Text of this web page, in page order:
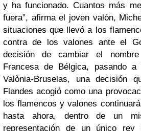
y ha funcionado. Cuantos más
fuera”, afirma el joven valón,
situaciones que llevó a los
contra de los valones ante el
decisión de cambiar el
Francesa de Bélgica, pasando a
Valònia-Bruselas, una decisión
Flandes acogió como una
los flamencos y valones
hasta ahora, dentro de un
representación de un único